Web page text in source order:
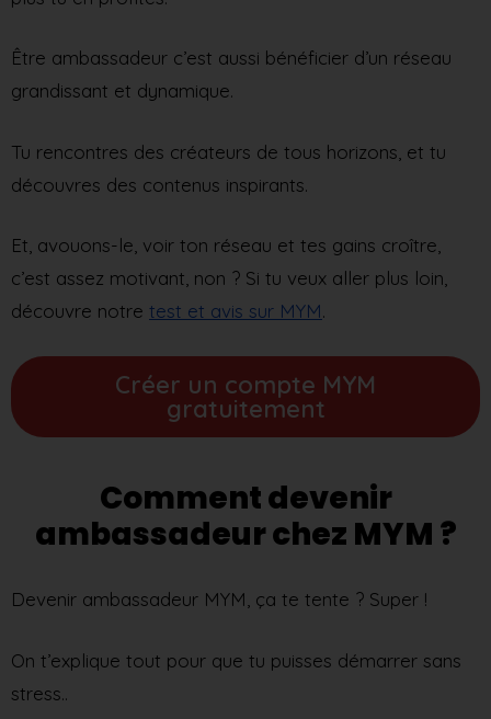
Être ambassadeur c’est aussi bénéficier d’un réseau
grandissant et dynamique.
Tu rencontres des créateurs de tous horizons, et tu
découvres des contenus inspirants.
Et, avouons-le, voir ton réseau et tes gains croître,
c’est assez motivant, non ? Si tu veux aller plus loin,
découvre notre test et avis sur MYM.
Créer un compte MYM
gratuitement
Comment devenir
ambassadeur chez MYM ?
Devenir ambassadeur MYM, ça te tente ? Super !
On t’explique tout pour que tu puisses démarrer sans
stress..